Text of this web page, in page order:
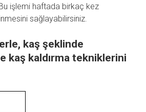
Bu işlemi haftada birkaç kez
sağlayabilirsiniz.
, kaş şeklinde
kaş kaldırma tekniklerini